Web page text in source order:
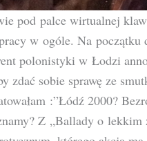
pod palce wirtualnej
w ogóle. Na początku
polonistyki w Łodzi
zdać sobie sprawę ze
:”Łódź 2000?
Z „Ballady o lekkim